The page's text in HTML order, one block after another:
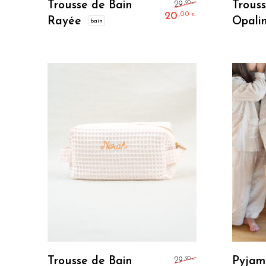
Trousse de Bain
Rayée
bain
29,90€
20 ,00 €
Le prix
Trousse de Bain
29 ,90€ Le prix initial